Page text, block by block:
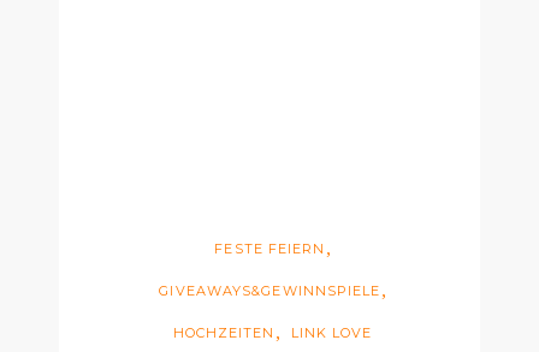
FESTE FEIERN ,
GIVEAWAYS&GEWINNSPIELE ,
HOCHZEITEN , LINK LOVE